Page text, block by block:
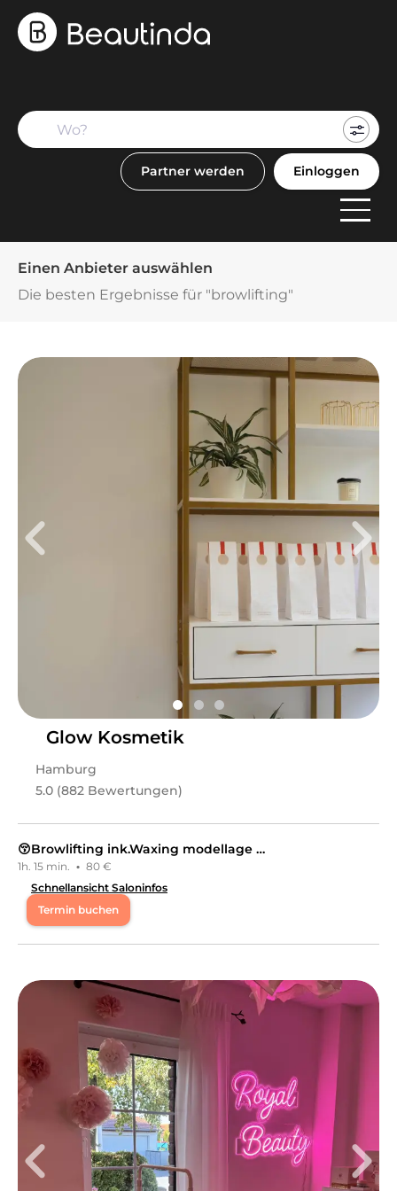
Partner werden Einloggen
Einen Anbieter auswählen
Die besten Ergebnisse für "browlifting"
Glow Kosmetik
Hamburg
5.0 (882 Bewertungen)
😚Browlifting ink.Waxing modellage & Henna Farbe
1h. 15 min. · 80 €
Schnellansicht Saloninfos
Termin buchen
Mo 10:00 - 20:00
Di 10:00 - 20:00
10:00 - 20:00
Do 10:00 - 20:00
10:00 - 20:00
Sa 12:00 - 18:00